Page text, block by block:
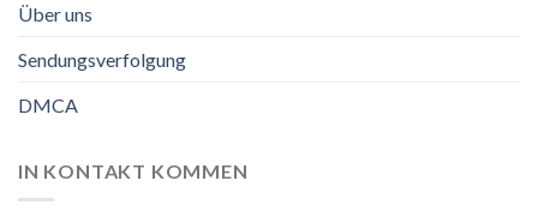
Über uns
Sendungsverfolgung
DMCA
IN KONTAKT KOMMEN